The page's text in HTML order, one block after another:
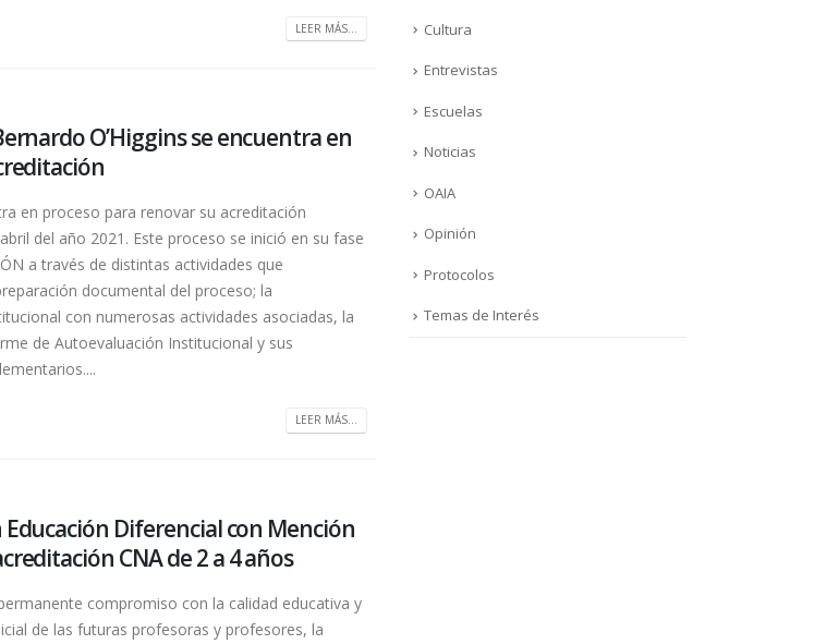
LEER MÁS...
O’Higgins se encuentra en
en proceso para renovar su acreditación
del año 2021. Este proceso se inició en su fase
a través de distintas actividades que
documental del proceso; la
con numerosas actividades asociadas, la
de Autoevaluación Institucional y sus
LEER MÁS...
Educación Diferencial con Mención
CNA de 2 a 4 años
compromiso con la calidad educativa y
de las futuras profesoras y profesores, la
Cultura
Entrevistas
Escuelas
Noticias
OAIA
Opinión
Protocolos
Temas de Interés